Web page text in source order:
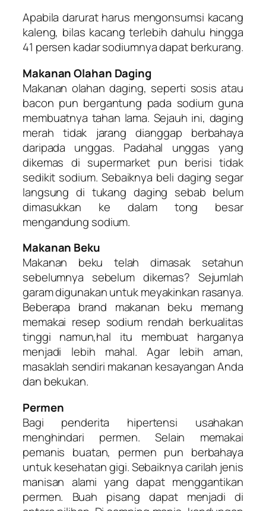
Apabila darurat harus mengonsumsi kacang
kaleng, bilas kacang terlebih dahulu hingga
41 persen kadar sodiumnya dapat berkurang.
Makanan Olahan Daging
Makanan olahan daging, seperti sosis atau
bacon pun bergantung pada sodium guna
membuatnya tahan lama. Sejauh ini, daging
merah tidak jarang dianggap berbahaya
daripada unggas. Padahal unggas yang
dikemas di supermarket pun berisi tidak
sedikit sodium. Sebaiknya beli daging segar
langsung di tukang daging sebab belum
dimasukkan ke dalam tong besar
mengandung sodium.
Makanan Beku
Makanan beku telah dimasak setahun
sebelumnya sebelum dikemas? Sejumlah
garam digunakan untuk meyakinkan rasanya.
Beberapa brand makanan beku memang
memakai resep sodium rendah berkualitas
tinggi namun,hal itu membuat harganya
menjadi lebih mahal. Agar lebih aman,
masaklah sendiri makanan kesayangan Anda
dan bekukan.
Permen
Bagi penderita hipertensi usahakan
menghindari permen. Selain memakai
pemanis buatan, permen pun berbahaya
untuk kesehatan gigi. Sebaiknya carilah jenis
manisan alami yang dapat menggantikan
permen. Buah pisang dapat menjadi di